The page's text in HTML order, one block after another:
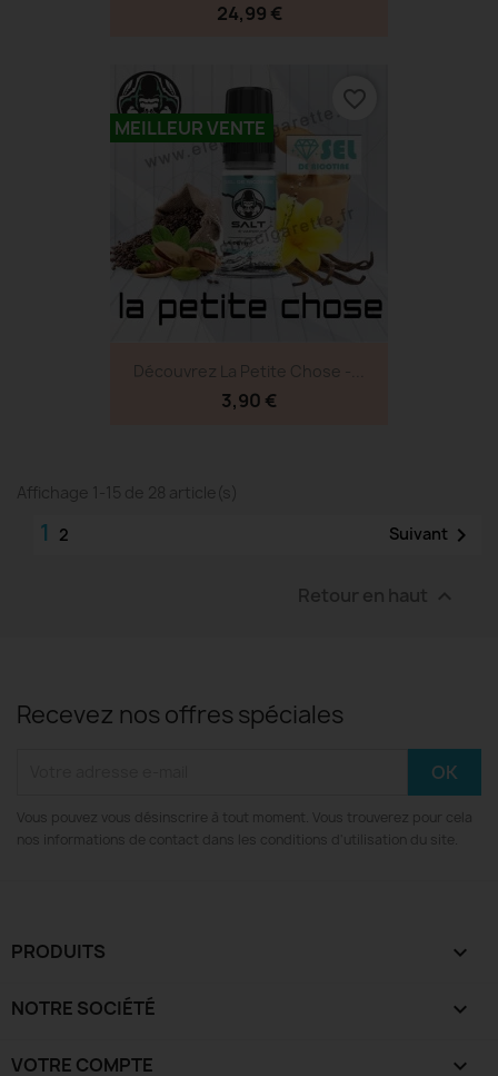
24,99 €
Découvrez La Petite Chose -...
MEILLEUR VENTE
3,90 €
favorite_border
Affichage 1-15 de 28 article(s)
1 2 Suivant 
Retour en haut 
Recevez nos offres spéciales
Vous pouvez vous désinscrire à tout moment. Vous trouverez pour cela
nos informations de contact dans les conditions d'utilisation du site.
PRODUITS 
NOTRE SOCIÉTÉ 
VOTRE COMPTE 